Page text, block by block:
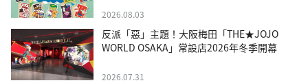
2026.08.03
反派「惡」主題！大阪梅田「THE★JOJO
WORLD OSAKA」常設店2026年冬季開幕
2026.07.31